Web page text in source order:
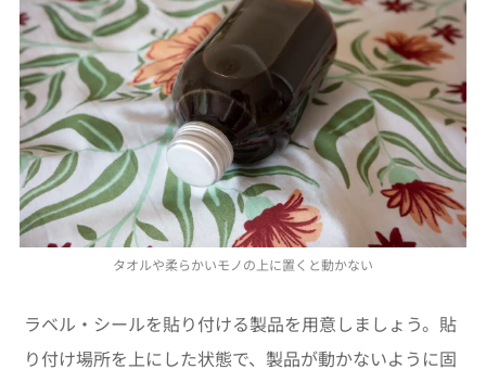
タオルや柔らかいモノの上に置くと動かない
ラベル・シールを貼り付ける製品を用意しましょう。貼
り付け場所を上にした状態で、製品が動かないように固